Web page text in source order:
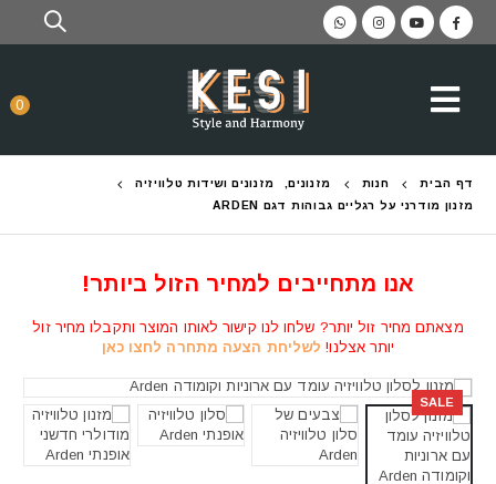
0
דף הבית חנות מזנונים,
מזנונים ושידות טלוויזיה
מזנון מודרני על רגליים גבוהות דגם ARDEN
אנו מתחייבים למחיר הזול ביותר!
מצאתם מחיר זול יותר? שלחו לנו קישור לאותו המוצר ותקבלו מחיר זול
יותר אצלנו! לשליחת הצעה מתחרה לחצו כאן
SALE